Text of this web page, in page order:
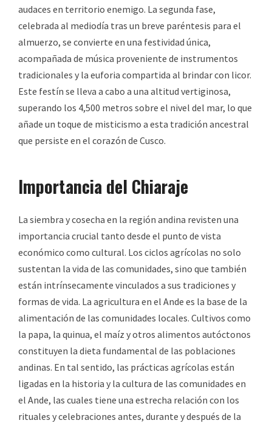
audaces en territorio enemigo. La segunda fase,
celebrada al mediodía tras un breve paréntesis para el
almuerzo, se convierte en una festividad única,
acompañada de música proveniente de instrumentos
tradicionales y la euforia compartida al brindar con licor.
Este festín se lleva a cabo a una altitud vertiginosa,
superando los 4,500 metros sobre el nivel del mar, lo que
añade un toque de misticismo a esta tradición ancestral
que persiste en el corazón de Cusco.
Importancia del Chiaraje
La siembra y cosecha en la región andina revisten una
importancia crucial tanto desde el punto de vista
económico como cultural. Los ciclos agrícolas no solo
sustentan la vida de las comunidades, sino que también
están intrínsecamente vinculados a sus tradiciones y
formas de vida. La agricultura en el Ande es la base de la
alimentación de las comunidades locales. Cultivos como
la papa, la quinua, el maíz y otros alimentos autóctonos
constituyen la dieta fundamental de las poblaciones
andinas. En tal sentido, las prácticas agrícolas están
ligadas en la historia y la cultura de las comunidades en
el Ande, las cuales tiene una estrecha relación con los
rituales y celebraciones antes, durante y después de la